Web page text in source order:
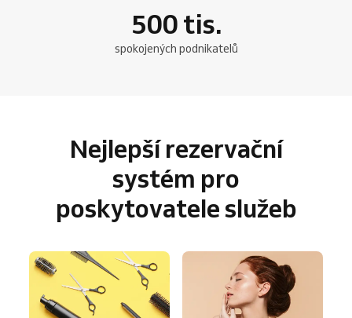
500tis.
spokojených podnikatelů
Nejlepší rezervační
systém pro
poskytovatele služeb